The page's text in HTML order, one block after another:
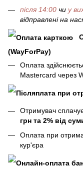
після 14:00 чи у
відправлені на
(WayForPay)
Оплата
Mastercard через
Отримувач
грн та 2% від
Оплата при
кур'єра